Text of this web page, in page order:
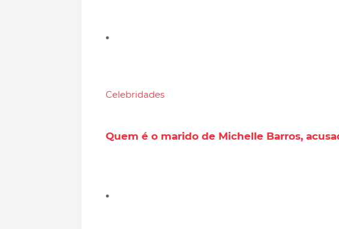
Celebridades
Quem é o marido de Michelle Barros,